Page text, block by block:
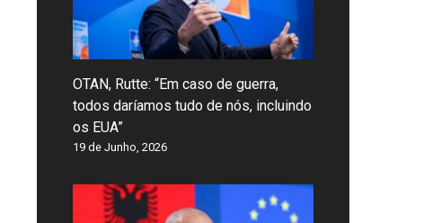
OTAN, Rutte: “Em caso de guerra,
todos daríamos tudo de nós, incluindo
os EUA”
19 de Junho, 2026